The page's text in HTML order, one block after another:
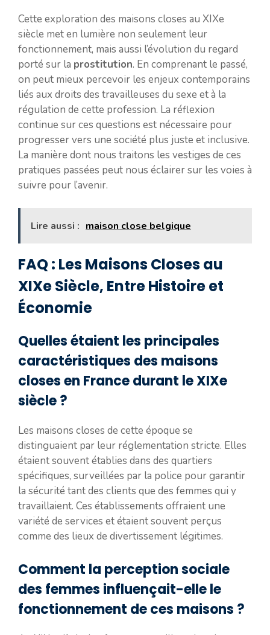
Cette exploration des maisons closes au XIXe
siècle met en lumière non seulement leur
fonctionnement, mais aussi l’évolution du regard
porté sur la prostitution. En comprenant le passé,
on peut mieux percevoir les enjeux contemporains
liés aux droits des travailleuses du sexe et à la
régulation de cette profession. La réflexion
continue sur ces questions est nécessaire pour
progresser vers une société plus juste et inclusive.
La manière dont nous traitons les vestiges de ces
pratiques passées peut nous éclairer sur les voies à
suivre pour l’avenir.
Lire aussi : maison close belgique
FAQ : Les Maisons Closes au
XIXe Siècle, Entre Histoire et
Économie
Quelles étaient les principales
caractéristiques des maisons
closes en France durant le XIXe
siècle ?
Les maisons closes de cette époque se
distinguaient par leur réglementation stricte. Elles
étaient souvent établies dans des quartiers
spécifiques, surveillées par la police pour garantir
la sécurité tant des clients que des femmes qui y
travaillaient. Ces établissements offraient une
variété de services et étaient souvent perçus
comme des lieux de divertissement légitimes.
Comment la perception sociale
des femmes influençait-elle le
fonctionnement de ces maisons ?